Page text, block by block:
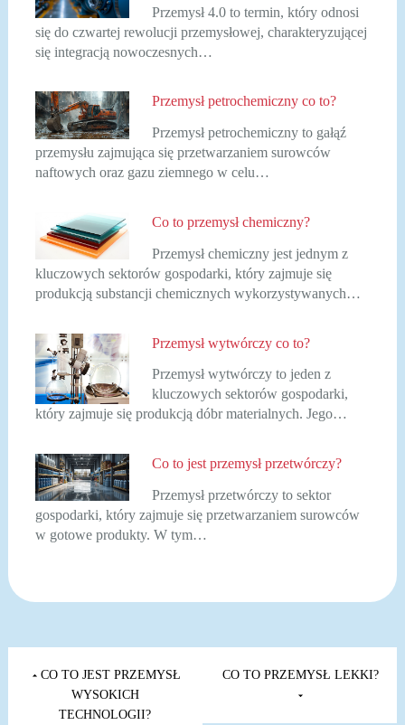
Przemysł 4.0 to termin, który odnosi
się do czwartej rewolucji przemysłowej, charakteryzującej
się integracją nowoczesnych…
Przemysł petrochemiczny co to?
Przemysł petrochemiczny to gałąź
przemysłu zajmująca się przetwarzaniem surowców
naftowych oraz gazu ziemnego w celu…
Co to przemysł chemiczny?
Przemysł chemiczny jest jednym z
kluczowych sektorów gospodarki, który zajmuje się
produkcją substancji chemicznych wykorzystywanych…
Przemysł wytwórczy co to?
Przemysł wytwórczy to jeden z
kluczowych sektorów gospodarki,
który zajmuje się produkcją dóbr materialnych. Jego…
Co to jest przemysł przetwórczy?
Przemysł przetwórczy to sektor
gospodarki, który zajmuje się przetwarzaniem surowców
w gotowe produkty. W tym…
Nawigacja
wpisu
CO TO JEST PRZEMYSŁ
WYSOKICH
TECHNOLOGII?
CO TO PRZEMYSŁ LEKKI?